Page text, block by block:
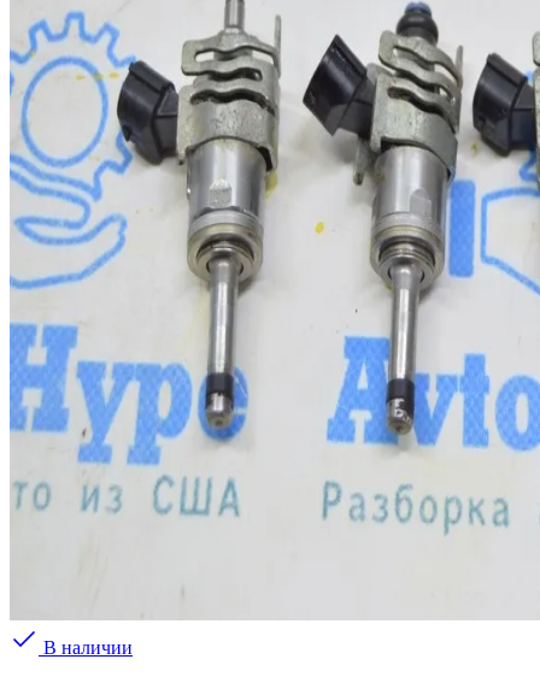
В наличии